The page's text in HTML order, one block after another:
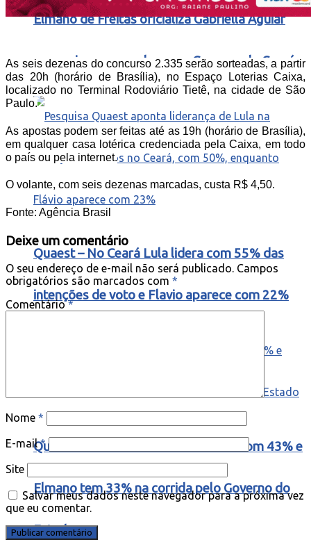
Elmano de Freitas oficializa Gabriella Aguiar
como vice em sua chapa ao Governo do Ceará
Quaest – No Ceará Lula lidera com 55% das
intenções de voto e Flavio aparece com 22%
Quaest no Ceará: Ciro Gomes lidera com 43% e
Elmano tem 33% na corrida pelo Governo do
Estado
As seis dezenas do concurso 2.335 serão sorteadas, a partir
das 20h (horário de Brasília), no Espaço Loterias Caixa,
localizado no Terminal Rodoviário Tietê, na cidade de São
Paulo.
As apostas podem ser feitas até as 19h (horário de Brasília),
em qualquer casa lotérica credenciada pela Caixa, em todo
o país ou pela internet.
O volante, com seis dezenas marcadas, custa R$ 4,50.
Fonte: Agência Brasil
Deixe um comentário
O seu endereço de e-mail não será publicado. Campos
obrigatórios são marcados com *
Comentário*
Nome *
E-mail*
Site
Salvar meus dados neste navegador para a próxima vez
que eu comentar.